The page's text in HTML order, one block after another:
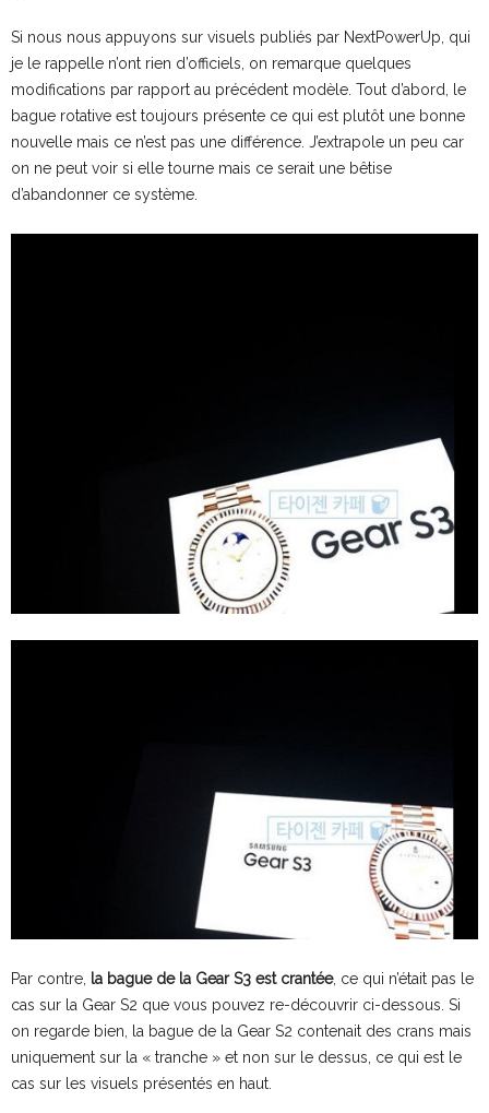
Si nous nous appuyons sur visuels publiés par NextPowerUp, qui
je le rappelle n’ont rien d’officiels, on remarque quelques
modifications par rapport au précédent modèle. Tout d’abord, le
bague rotative est toujours présente ce qui est plutôt une bonne
nouvelle mais ce n’est pas une différence. J’extrapole un peu car
on ne peut voir si elle tourne mais ce serait une bêtise
d’abandonner ce système.
Par contre, la bague de la Gear S3 est crantée, ce qui n’était pas le
cas sur la Gear S2 que vous pouvez re-découvrir ci-dessous. Si
on regarde bien, la bague de la Gear S2 contenait des crans mais
uniquement sur la « tranche » et non sur le dessus, ce qui est le
cas sur les visuels présentés en haut.